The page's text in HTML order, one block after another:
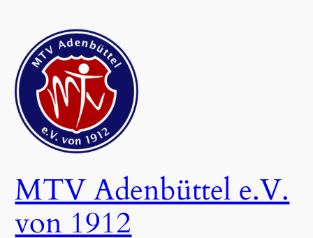
springen
MTV Adenbüttel e.V.
von 1912